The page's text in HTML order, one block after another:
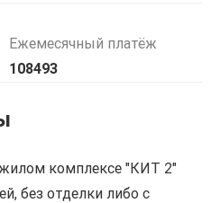
Ежемесячный платёж
108493
комплексе "КИТ 2"
без отделки либо с